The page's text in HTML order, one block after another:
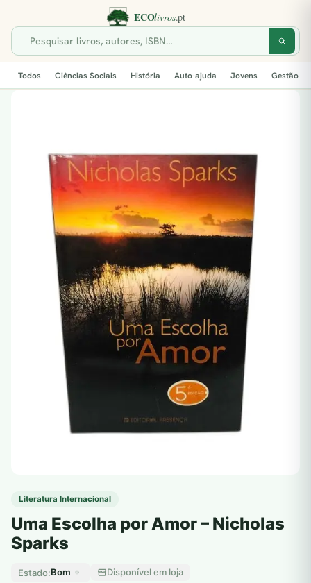
Todos Ciências Sociais História Auto-ajuda Jovens Gestão
Literatura Internacional
Uma Escolha por Amor – Nicholas
Sparks
Estado:Bom Disponível em loja